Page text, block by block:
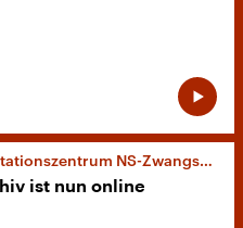
NS-Zwangsarbeit
ist nun online